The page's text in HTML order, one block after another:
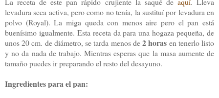
levadura seca activa, pero como no tenía, la sustituí por levadura en
polvo (Royal). La miga queda con menos aire pero el pan está
buenísimo igualmente. Esta receta da para una hogaza pequeña, de
unos 20 cm. de diámetro, se tarda menos de2 horas en tenerlo listo
y no da nada de trabajo. Mientras esperas que la masa aumente de
tamaño puedes ir preparando el resto del desayuno.
Ingredientes para el pan: